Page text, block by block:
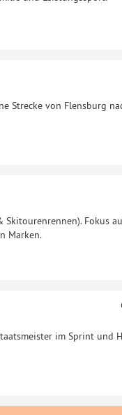
Strecke von Flensburg
Fokus
Marken.
im Sprint und